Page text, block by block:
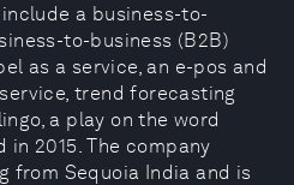
a business-to-
to-business (B2B)
as a service, an e-pos and
trend forecasting
a play on the word
in 2015. The company
from Sequoia India and is